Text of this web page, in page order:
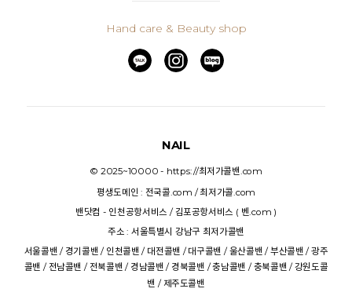
Hand care & Beauty shop
NAIL
© 2025~10000 - https://최저가콜밴.com
평생도메인 : 전국콜.com /최저가콜.com
밴닷컴 - 인천공항서비스 / 김포공항서비스 ( 벤.com )
주소 : 서울특별시 강남구 최저가콜밴
서울콜밴 / 경기콜밴 / 인천콜밴 / 대전콜밴 /대구콜밴 /울산콜밴 /부산콜밴 /광주
콜밴 / 전남콜밴 / 전북콜밴 / 경남콜밴 / 경북콜밴 /충남콜밴 /충북콜밴 /강원도콜
밴 / 제주도콜밴